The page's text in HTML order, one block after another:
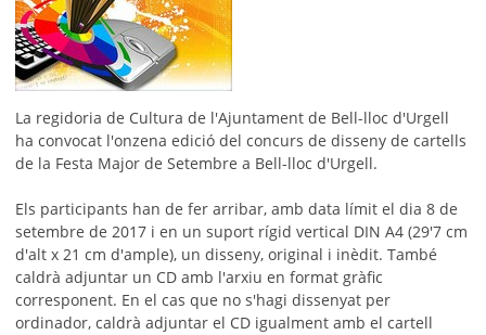
La regidoria de Cultura de l'Ajuntament de Bell-lloc d'Urgell
ha convocat l'onzena edició del concurs de disseny de cartells
de la Festa Major de Setembre a Bell-lloc d'Urgell.
Els participants han de fer arribar, amb data límit el dia 8 de
setembre de 2017 i en un suport rígid vertical DIN A4 (29'7 cm
d'alt x 21 cm d'ample), un disseny, original i inèdit. També
caldrà adjuntar un CD amb l'arxiu en format gràfic
corresponent. En el cas que no s'hagi dissenyat per
ordinador, caldrà adjuntar el CD igualment amb el cartell